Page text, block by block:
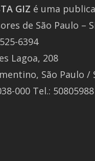
GIZ é uma
de São Paulo –
6394
Lagoa, 208
São Paulo /
000 Tel.: 50805988